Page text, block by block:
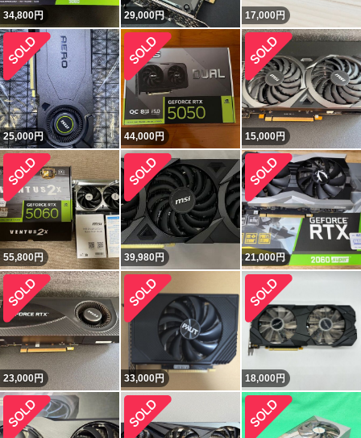
34,800円 29,000円 17,000円
25,000円 44,000円 15,000円
55,800円 39,980円 21,000円
23,000円 33,000円 18,000円